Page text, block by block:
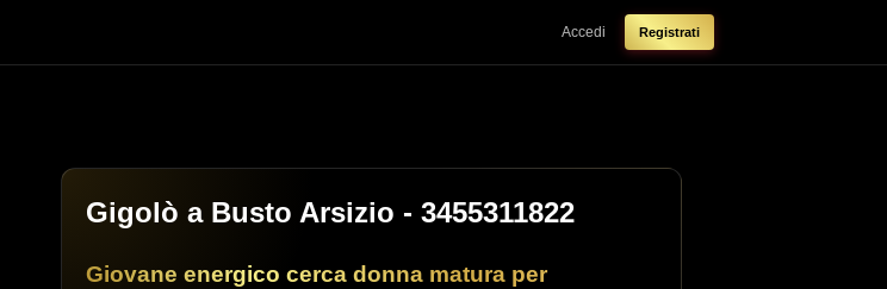
Accedi Registrati
Gigolò a Busto Arsizio - 3455311822
Giovane energico cerca donna matura per